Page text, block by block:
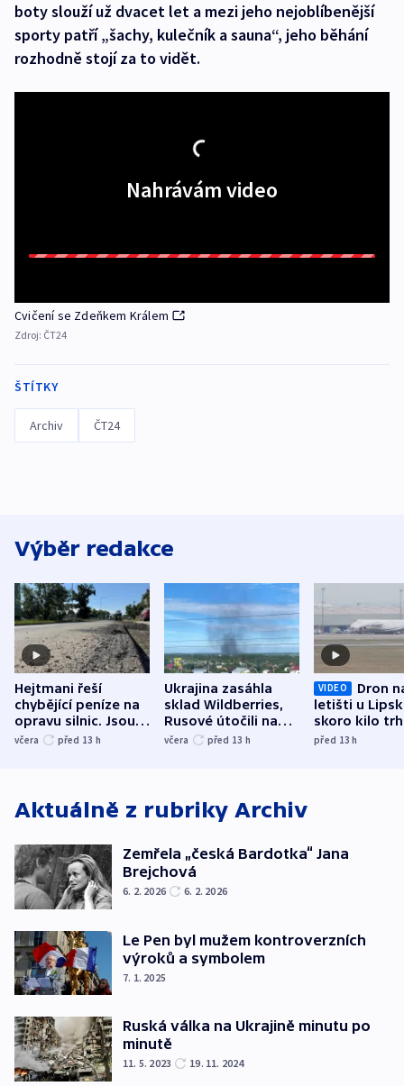
boty slouží už dvacet let a mezi jeho nejoblíbenější
sporty patří „šachy, kulečník a sauna“, jeho běhání
rozhodně stojí za to vidět.
Nahrávám video
Cvičení se Zdeňkem Králem
Zdroj: ČT24
ŠTÍTKY
Archiv ČT24
Výběr redakce
Hejtmani řeší
chybějící peníze na
opravu silnic. Jsou
nenárokové, namítá
včera před 13 h
Ukrajina zasáhla
sklad Wildberries,
Rusové útočili na
trh, hasiče či
včera před 13 h
VIDEO
Dron
letišti u
skoro kilo
indicie
před 13h
Aktuálně z rubriky Archiv
Zemřela „česká Bardotka“ Jana
Brejchová
6. 2. 2026 6. 2. 2026
Le Pen byl mužem kontroverzních
výroků a symbolem
7. 1. 2025
Ruská válka na Ukrajině minutu po
minutě
11. 5. 2023 19. 11. 2024